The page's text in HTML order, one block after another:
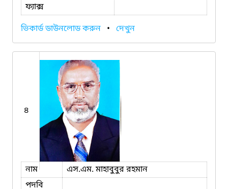
ফ্যাক্স
ভিকার্ড ডাউনলোড করুন • দেখুন
৪
নাম
এস.এম. মাহাবুবুর রহমান
পদবি